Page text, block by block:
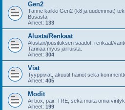
Gen2
Tänne kaikki Gen2 (k8 ja uudemmat)
Busasta
Aiheet: 133
Alusta/Renkaat
Alustan/jousituksen säädöt, renkaat/
Tarinaa myös jarruista.
Aiheet: 304
Viat
Tyyppiviat, akuutit häiriöt sekä
Aiheet: 405
Modit
Airbox, pair, TRE, sekä muita omia
Aiheet: 199